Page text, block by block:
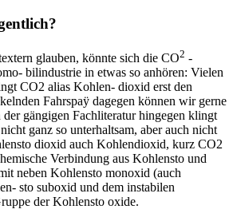
glauben, könnte sich die CO2 -
bilindustrie in etwas so anhören: Vielen
CO2 alias Kohlen- dioxid erst den
Fahrspaÿ dagegen können wir gerne
gängigen Fachliteratur hingegen klingt
ganz so unterhaltsam, aber auch nicht
dioxid auch Kohlendioxid, kurz CO2
Verbindung aus Kohlensto und
neben Kohlensto monoxid (auch
sto suboxid und dem instabilen
der Kohlensto oxide.